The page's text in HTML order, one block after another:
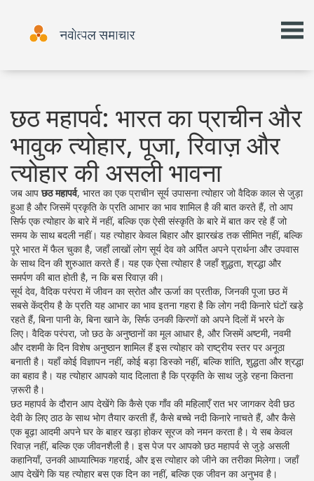
छठ महापर्व: भारत का प्राचीन और
भावुक त्योहार, पूजा, रिवाज़ और
त्योहार की असली भावना
जब आपछठ महापर्व, भारत का एक प्राचीन सूर्य उपासना त्योहार जो वैदिक काल से जुड़ा
हुआ है और जिसमें प्रकृति के प्रति आभार का भाव शामिल है की बात करते हैं, तो आप
सिर्फ एक त्योहार के बारे में नहीं, बल्कि एक ऐसी संस्कृति के बारे में बात कर रहे हैं जो
समय के साथ बदली नहीं। यह त्योहार केवल बिहार और झारखंड तक सीमित नहीं, बल्कि
पूरे भारत में फैल चुका है, जहाँ लाखों लोग सूर्य देव को अर्पित अपने प्रार्थना और उपवास
के साथ दिन की शुरुआत करते हैं। यह एक ऐसा त्योहार है जहाँ शुद्धता, श्रद्धा और
समर्पण की बात होती है, न कि बस रिवाज़ की।
सूर्य देव, वैदिक परंपरा में जीवन का स्रोत और ऊर्जा का प्रतीक, जिनकी पूजा छठ में
सबसे केंद्रीय है के प्रति यह आभार का भाव इतना गहरा है कि लोग नदी किनारे घंटों खड़े
रहते हैं, बिना पानी के, बिना खाने के, सिर्फ उनकी किरणों को अपने दिलों में भरने के
लिए। वैदिक परंपरा, जो छठ के अनुष्ठानों का मूल आधार है, और जिसमें अष्टमी, नवमी
और दशमी के दिन विशेष अनुष्ठान शामिल हैंइस त्योहार को राष्ट्रीय स्तर पर अनूठा
बनाती है। यहाँ कोई विज्ञापन नहीं, कोई बड़ा डिस्को नहीं, बल्कि शांति, शुद्धता और श्रद्धा
का बहाव है। यह त्योहार आपको याद दिलाता है कि प्रकृति के साथ जुड़े रहना कितना
ज़रूरी है।
छठ महापर्व के दौरान आप देखेंगे कि कैसे एक गाँव की महिलाएँ रात भर जागकर देवी छठ
देवी के लिए ठाठ के साथ भोग तैयार करती हैं, कैसे बच्चे नदी किनारे नाचते हैं, और कैसे
एक बूढ़ा आदमी अपने घर के बाहर खड़ा होकर सूरज को नमन करता है। ये सब केवल
रिवाज़ नहीं, बल्कि एक जीवनशैली है। इस पेज पर आपको छठ महापर्व से जुड़े असली
कहानियाँ, उनकी आध्यात्मिक गहराई, और इस त्योहार को जीने का तरीका मिलेगा। जहाँ
आप देखेंगे कि यह त्योहार बस एक दिन का नहीं, बल्कि एक जीवन का अनुभव है।